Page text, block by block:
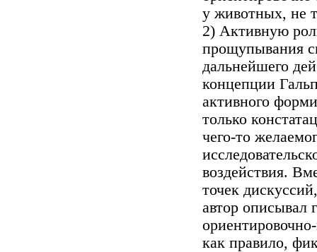
у животных, не
2) Активную
прощупывания
дальнейшего
концепции
активного
только
чего-то
воздействия.
точек
автор описывал
как правило,